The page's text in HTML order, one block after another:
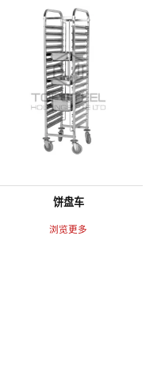
饼盘车
浏览更多